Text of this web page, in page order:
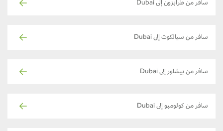
سافر من طرابزون إلى Dubai
سافر من سيالكوت إلى Dubai
سافر من بيشاور إلى Dubai
سافر من كولومبو إلى Dubai